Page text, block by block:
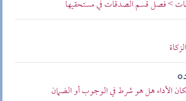
> فصل قسم الصدقات في مستحقيها
الأداء هل هو شرط في الوجوب أو الضمان